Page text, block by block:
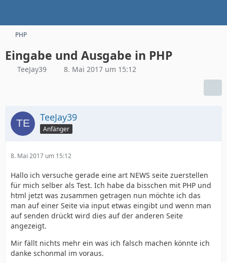
PHP
Eingabe und Ausgabe in PHP
TeeJay39 8. Mai 2017 um 15:12
TeeJay39
Anfänger
8. Mai 2017 um 15:12
Hallo ich versuche gerade eine art NEWS seite zuerstellen
für mich selber als Test. Ich habe da bisschen mit PHP und
html jetzt was zusammen getragen nun möchte ich das
man auf einer Seite via input etwas eingibt und wenn man
auf senden drückt wird dies auf der anderen Seite
angezeigt.
Mir fällt nichts mehr ein was ich falsch machen könnte ich
danke schonmal im voraus.